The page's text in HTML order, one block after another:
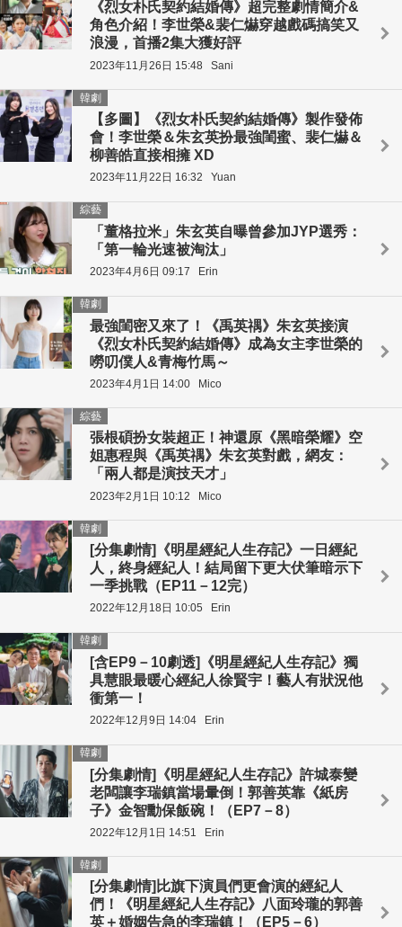
《烈女朴氏契約結婚傳》超完整劇情簡介&
角色介紹！李世榮&裴仁爀穿越戲碼搞笑又
浪漫，首播2集大獲好評
2023年11月26日 15:48 Sani
【多圖】《烈女朴氏契約結婚傳》製作發佈
會！李世榮＆朱玄英扮最強閨蜜、裴仁爀＆
柳善皓直接相擁 XD
韓劇
2023年11月22日 16:32 Yuan
「董格拉米」朱玄英自曝曾參加JYP選秀：
「第一輪光速被淘汰」
綜藝
2023年4月6日 09:17 Erin
最強閨密又來了！《禹英禑》朱玄英接演
《烈女朴氏契約結婚傳》成為女主李世榮的
嘮叨僕人&青梅竹馬～
韓劇
2023年4月1日 14:00 Mico
張根碩扮女裝超正！神還原《黑暗榮耀》空
姐惠程與《禹英禑》朱玄英對戲，網友：
「兩人都是演技天才」
綜藝
2023年2月1日 10:12 Mico
[分集劇情]《明星經紀人生存記》一日經紀
人，終身經紀人！結局留下更大伏筆暗示下
一季挑戰（EP11－12完）
韓劇
2022年12月18日 10:05 Erin
[含EP9－10劇透]《明星經紀人生存記》獨
具慧眼最暖心經紀人徐賢宇！藝人有狀況他
衝第一！
韓劇
2022年12月9日 14:04 Erin
[分集劇情]《明星經紀人生存記》許城泰變
老闆讓李瑞鎮當場暈倒！郭善英靠《紙房
子》金智勳保飯碗！（EP7－8）
韓劇
2022年12月1日 14:51 Erin
[分集劇情]比旗下演員們更會演的經紀人
們！《明星經紀人生存記》八面玲瓏的郭善
英＋婚姻告急的李瑞鎮！（EP5－6）
韓劇